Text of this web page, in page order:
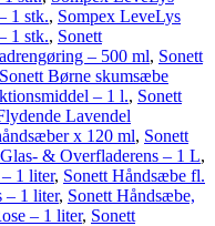
1 stk., Sompex LeveLys
1 stk., Sonett
– 500 ml, Sonett
Sonett Børne skumsæbe
– 1 l., Sonett
Lavendel
x 120 ml, Sonett
& Overfladerens – 1 L,
1 liter, Sonett Håndsæbe fl.
– 1 liter, Sonett Håndsæbe,
– 1 liter, Sonett